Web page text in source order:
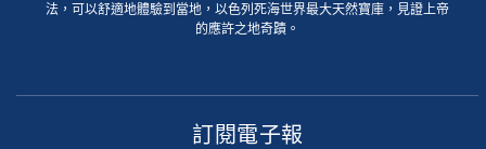
法，可以舒適地體驗到當地，以色列死海世界最大天然寶庫，見證上帝
的應許之地奇蹟。
訂閱電子報